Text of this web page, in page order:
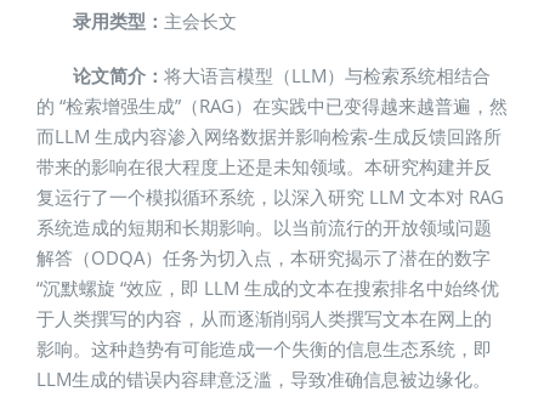
录用类型： 主会长文
论文简介： 将大语言模型（LLM）与检索系统相结合
的 “检索增强生成”（RAG）在实践中已变得越来越普遍，然
而LLM 生成内容渗入网络数据并影响检索-生成反馈回路所
带来的影响在很大程度上还是未知领域。本研究构建并反
复运行了一个模拟循环系统，以深入研究 LLM 文本对 RAG
系统造成的短期和长期影响。以当前流行的开放领域问题
解答（ODQA）任务为切入点，本研究揭示了潜在的数字
“沉默螺旋 “效应，即 LLM 生成的文本在搜索排名中始终优
于人类撰写的内容，从而逐渐削弱人类撰写文本在网上的
影响。这种趋势有可能造成一个失衡的信息生态系统，即
LLM生成的错误内容肆意泛滥，导致准确信息被边缘化。